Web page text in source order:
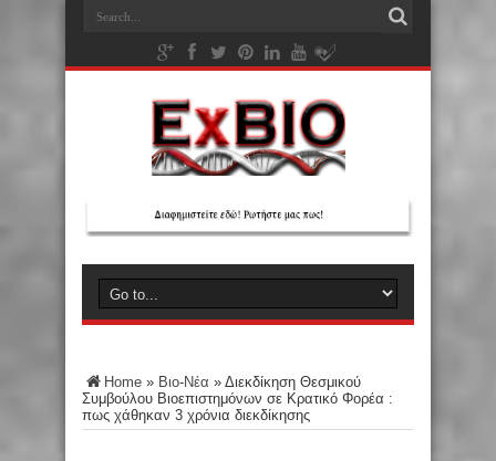
Home » Βιο-Νέα » Διεκδίκηση Θεσμικού
Συμβούλου Βιοεπιστημόνων σε Κρατικό Φορέα :
πως χάθηκαν 3 χρόνια διεκδίκησης